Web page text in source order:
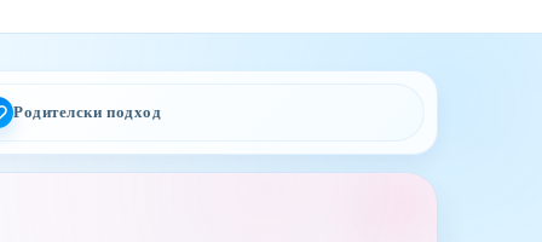
Родителски подход